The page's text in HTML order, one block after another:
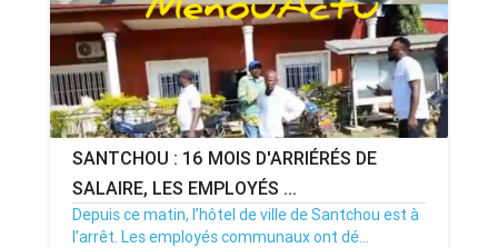
SANTCHOU : 16 MOIS D'ARRIÉRÉS DE
SALAIRE, LES EMPLOYÉS ...
Depuis ce matin, l’hôtel de ville de Santchou est à
l’arrêt. Les employés communaux ont dé...